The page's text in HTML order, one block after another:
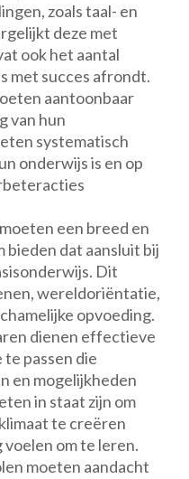
zoals taal- en
deze met
ook het aantal
met succes afrondt.
aantoonbaar
van hun
systematisch
onderwijs is en op
een breed en
bieden dat aansluit bij
Dit
wereldoriëntatie,
opvoeding.
dienen effectieve
passen die
en mogelijkheden
in staat zijn om
te creëren
om te leren.
moeten aandacht